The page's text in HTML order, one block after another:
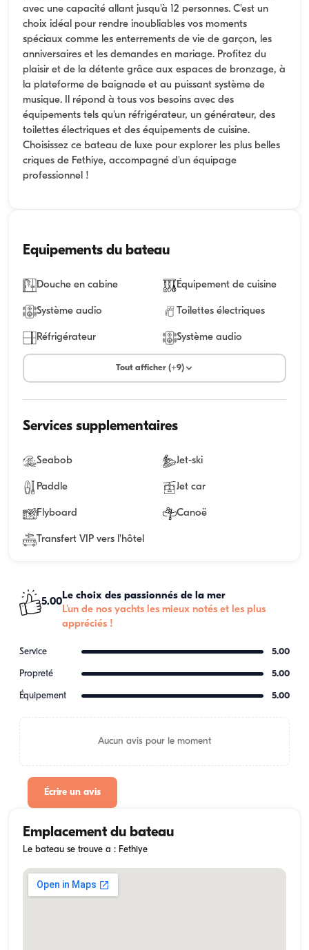
avec une capacité allant jusqu'à 12 personnes. C'est un
choix idéal pour rendre inoubliables vos moments
spéciaux comme les enterrements de vie de garçon, les
anniversaires et les demandes en mariage. Profitez du
plaisir et de la détente grâce aux espaces de bronzage, à
la plateforme de baignade et au puissant système de
musique. Il répond à tous vos besoins avec des
équipements tels qu'un réfrigérateur, un générateur, des
toilettes électriques et des équipements de cuisine.
Choisissez ce bateau de luxe pour explorer les plus belles
criques de Fethiye, accompagné d'un équipage
professionnel !
Equipements du bateau
Douche en cabine Équipement de cuisine
Système audio Toilettes électriques
Réfrigérateur Système audio
Tout afficher (+9)
Services supplementaires
Seabob Jet-ski
Paddle Jet car
Flyboard Canoë
Transfert VIP vers l'hôtel
5.00
Le choix des passionnés de la mer
L'un de nos yachts les mieux notés et les plus
appréciés !
Service 5.00
Propreté 5.00
Équipement 5.00
Aucun avis pour le moment
Écrire un avis
Emplacement du bateau
Le bateau se trouve a : Fethiye